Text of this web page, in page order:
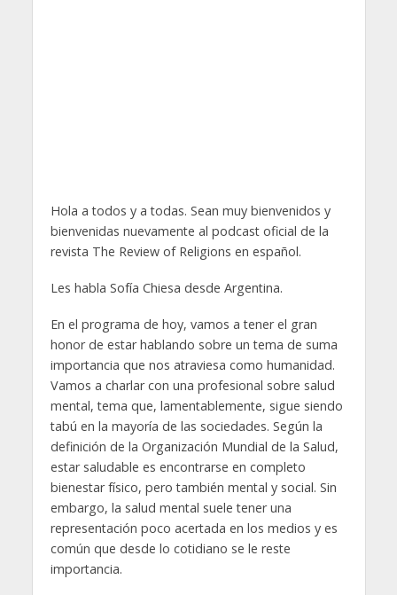
Hola a todos y a todas. Sean muy bienvenidos y
bienvenidas nuevamente al podcast oficial de la
revista The Review of Religions en español.
Les habla Sofía Chiesa desde Argentina.
En el programa de hoy, vamos a tener el gran
honor de estar hablando sobre un tema de suma
importancia que nos atraviesa como humanidad.
Vamos a charlar con una profesional sobre salud
mental, tema que, lamentablemente, sigue siendo
tabú en la mayoría de las sociedades. Según la
definición de la Organización Mundial de la Salud,
estar saludable es encontrarse en completo
bienestar físico, pero también mental y social. Sin
embargo, la salud mental suele tener una
representación poco acertada en los medios y es
común que desde lo cotidiano se le reste
importancia.